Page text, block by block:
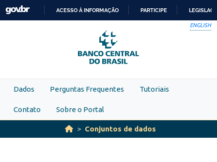
Skip to main content
PARA
O
CONTEÚDO
ACESSO À INFORMAÇÃO PARTICIPE
ENGLISH
Dados Perguntas Frequentes Tutoriais
Contato Sobre o Portal
Conjuntos de dados